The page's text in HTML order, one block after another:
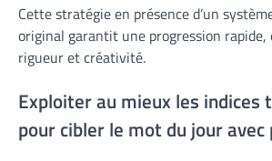
Cette stratégie en présence d’un
original garantit une progression
rigueur et créativité.
Exploiter au mieux les indices
pour cibler le mot du jour avec